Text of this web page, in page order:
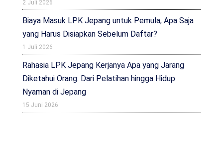
2 Juli 2026
Biaya Masuk LPK Jepang untuk Pemula, Apa Saja
yang Harus Disiapkan Sebelum Daftar?
1 Juli 2026
Rahasia LPK Jepang Kerjanya Apa yang Jarang
Diketahui Orang: Dari Pelatihan hingga Hidup
Nyaman di Jepang
15 Juni 2026